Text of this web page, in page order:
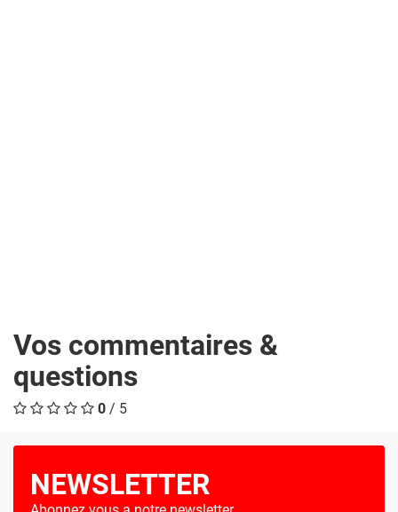
Vos commentaires &
questions
0 / 5
NEWSLETTER